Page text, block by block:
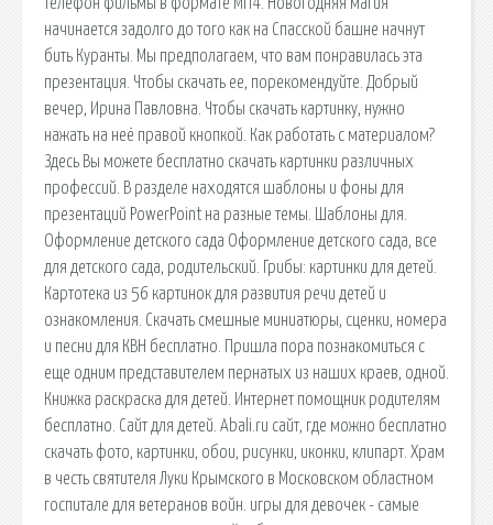
начинается задолго до того как на Спасской башне начнут
бить Куранты. Мы предполагаем, что вам понравилась эта
презентация. Чтобы скачать ее, порекомендуйте. Добрый
вечер, Ирина Павловна. Чтобы скачать картинку, нужно
нажать на неё правой кнопкой. Как работать с материалом?
Здесь Вы можете бесплатно скачать картинки различных
профессий. В разделе находятся шаблоны и фоны для
презентаций PowerPoint на разные темы. Шаблоны для.
Оформление детского сада Оформление детского сада, все
для детского сада, родительский. Грибы: картинки для детей.
Картотека из 56 картинок для развития речи детей и
ознакомления. Скачать смешные миниатюры, сценки, номера
и песни для КВН бесплатно. Пришла пора познакомиться с
еще одним представителем пернатых из наших краев, одной.
Книжка раскраска для детей. Интернет помощник родителям
бесплатно. Сайт для детей. Abali.ru сайт, где можно бесплатно
скачать фото, картинки, обои, рисунки, иконки, клипарт. Храм
в честь святителя Луки Крымского в Московском областном
госпитале для ветеранов войн. игры для девочек - самые